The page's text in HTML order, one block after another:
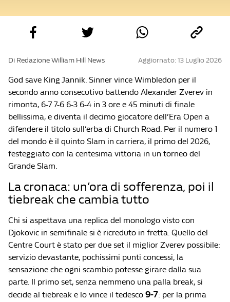
Di Redazione William Hill News Aggiornato: 13 Luglio 2026
God save King Jannik. Sinner vince Wimbledon per il
secondo anno consecutivo battendo Alexander Zverev in
rimonta, 6-7 7-6 6-3 6-4 in 3 ore e 45 minuti di finale
bellissima, e diventa il decimo giocatore dell’Era Open a
difendere il titolo sull’erba di Church Road. Per il numero 1
del mondo è il quinto Slam in carriera, il primo del 2026,
festeggiato con la centesima vittoria in un torneo del
Grande Slam.
La cronaca: un’ora di sofferenza, poi il
tiebreak che cambia tutto
Chi si aspettava una replica del monologo visto con
Djokovic in semifinale si è ricreduto in fretta. Quello del
Centre Court è stato per due set il miglior Zverev possibile:
servizio devastante, pochissimi punti concessi, la
sensazione che ogni scambio potesse girare dalla sua
parte. Il primo set, senza nemmeno una palla break, si
decide al tiebreak e lo vince il tedesco 9-7: per la prima